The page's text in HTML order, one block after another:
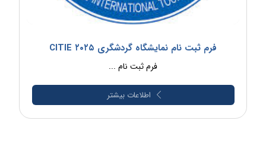
فرم ثبت نام نمایشگاه گردشگری CITIE ۲۰۲۵
فرم ثبت نام ...
اطلاعات بیشتر